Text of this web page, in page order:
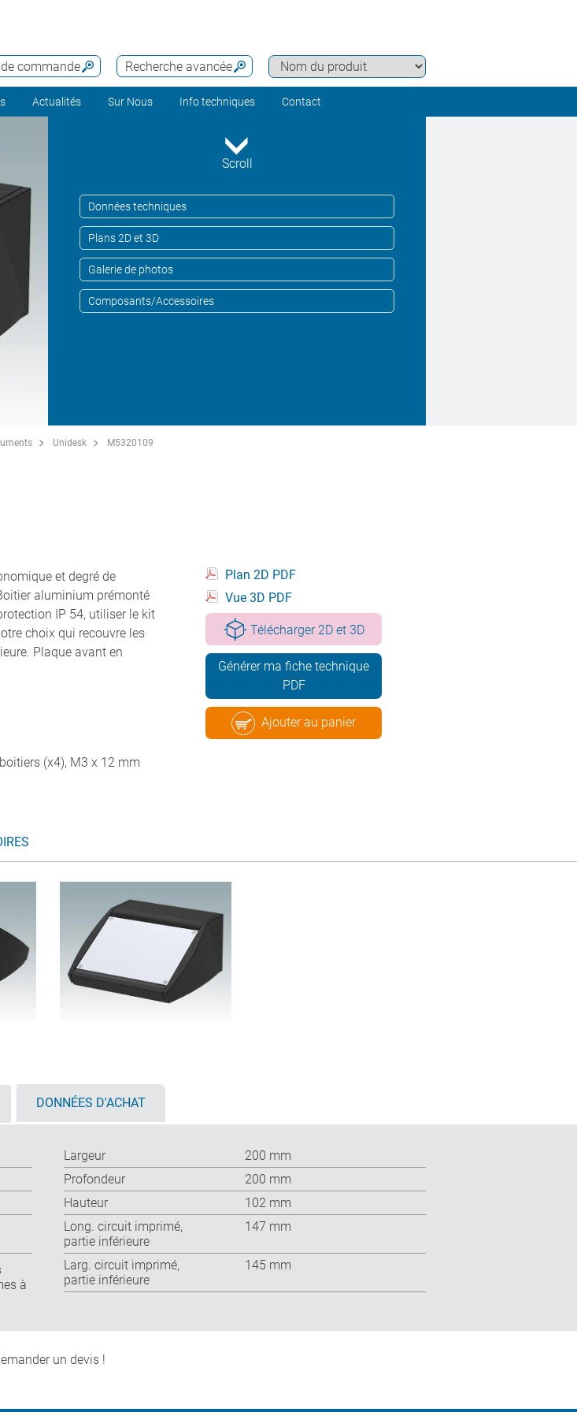
Recherche avancée
commande
Actualités Sur Nous Info techniques Contact
Scroll
Données techniques
Plans 2D et 3D
Galerie de photos
Composants/Accessoires
Unidesk M5320109
et degré de
aluminium prémonté
IP 54, utiliser le kit
choix qui recouvre les
Plaque avant en
(x4), M3 x 12 mm
Plan 2D PDF
Vue 3D PDF
Télécharger 2D et 3D
Générer ma fiche technique
PDF
Ajouter au panier
DONNÉES D'ACHAT
à
Largeur
200 mm
Profondeur
200 mm
Hauteur
102 mm
Long. circuit imprimé,
partie inférieure
147 mm
Larg. circuit imprimé,
partie inférieure
145 mm
un devis !